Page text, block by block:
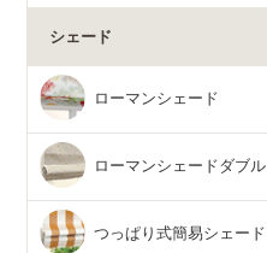
シェード
ローマンシェード
ローマンシェードダブル
つっぱり式簡易シェード